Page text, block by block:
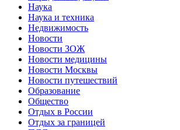
Наука
Наука и техника
Недвижимость
Новости
Новости ЗОЖ
Новости медицины
Новости Москвы
Новости путешествий
Образование
Общество
Отдых в России
Отдых за границей